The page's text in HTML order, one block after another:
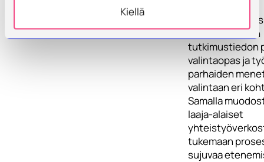
Kiellä
sekä kehitetään
tutkimustiedon
valintaopas ja
parhaiden
valintaan eri
Samalla
laaja-alaiset
tukemaan
sujuvaa